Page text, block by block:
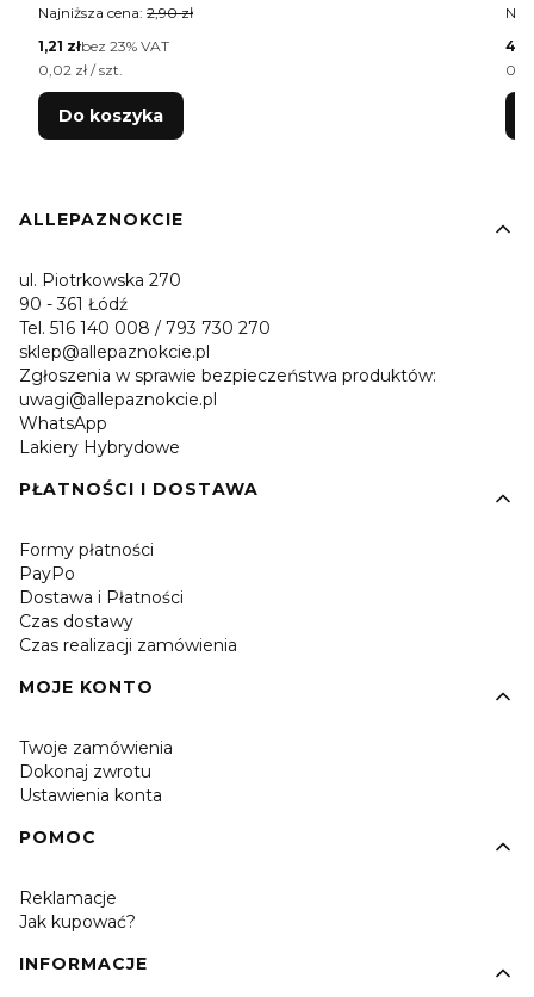
Najniższa cena: 2,90 zł
Cena netto
1,21 złbez 23% VAT
Cena jednostkowa netto
0,02 zł / szt.
Do koszyka
Linki w stopce
ALLEPAZNOKCIE
ul. Piotrkowska 270
90 - 361 Łódź
Tel. 516 140 008 / 793 730 270
sklep@allepaznokcie.pl
Zgłoszenia w sprawie bezpieczeństwa produktów:
uwagi@allepaznokcie.pl
WhatsApp
Lakiery Hybrydowe
PŁATNOŚCI I DOSTAWA
Formy płatności
PayPo
Dostawa i Płatności
Czas dostawy
Czas realizacji zamówienia
MOJE KONTO
Twoje zamówienia
Dokonaj zwrotu
Ustawienia konta
POMOC
Reklamacje
Jak kupować?
INFORMACJE